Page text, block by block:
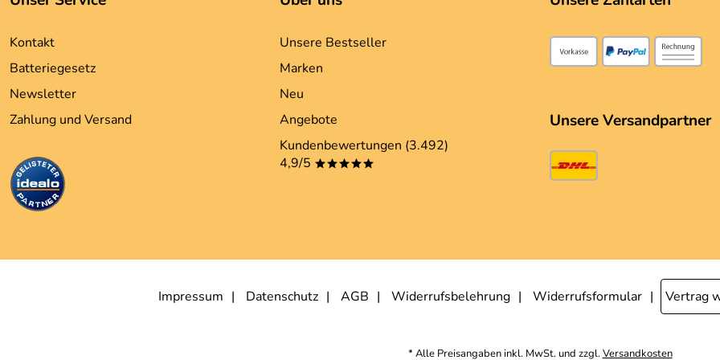
Kontakt
Batteriegesetz
Newsletter
Zahlung und Versand
Unsere Bestseller
Marken
Neu
Angebote
Kundenbewertungen (3.492)
4,9/5 *****
Unsere Versandpartner
Impressum Datenschutz AGB Widerrufsbelehrung Widerrufsformular Vertrag
* Alle Preisangaben inkl. MwSt. und zzgl.Versandkosten